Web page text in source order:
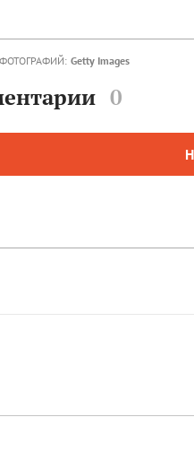
Getty Images
0